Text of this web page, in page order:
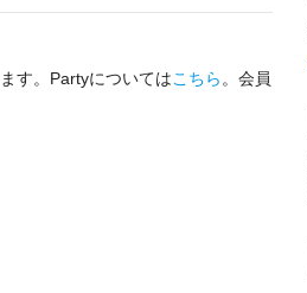
す。Partyについてはこちら 。会員